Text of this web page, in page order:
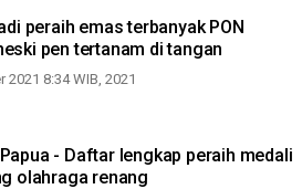
peraih emas terbanyak PON
pen tertanam di tangan
2021 8:34 WIB, 2021
Papua - Daftar lengkap peraih medali
olahraga renang